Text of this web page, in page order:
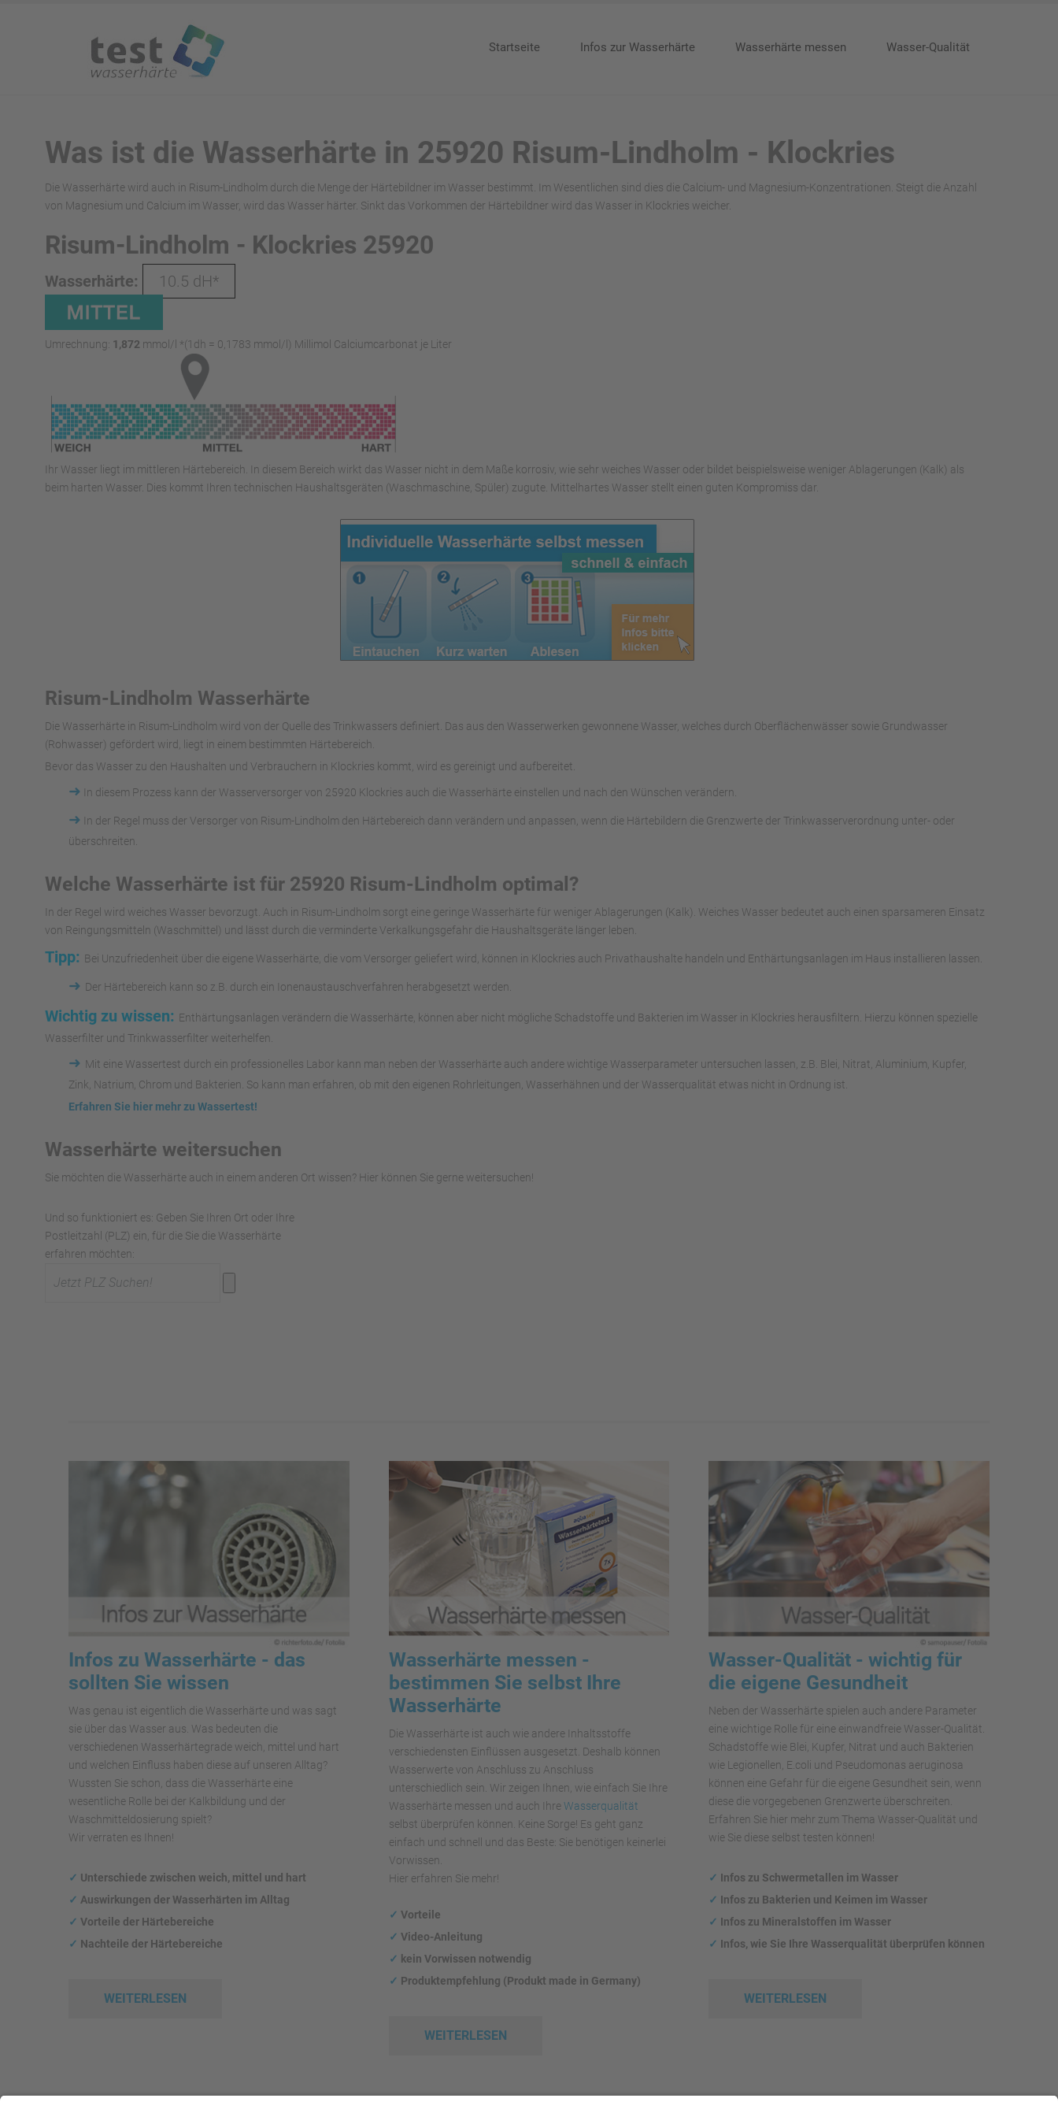
Startseite Infos zur Wasserhärte Wasserhärte messen Wasser-Qualität
Was ist die Wasserhärte in 25920 Risum-Lindholm - Klockries
Die Wasserhärte wird auch in Risum-Lindholm durch die Menge der Härtebildner im Wasser bestimmt. Im Wesentlichen sind dies die Calcium- und Magnesium-Konzentrationen. Steigt die Anzahl
von Magnesium und Calcium im Wasser, wird das Wasser härter. Sinkt das Vorkommen der Härtebildner wird das Wasser in Klockries weicher.
Risum-Lindholm - Klockries 25920
Wasserhärte: 10.5 dH*
Umrechnung: 1,872 mmol/l *(1dh = 0,1783 mmol/l) Millimol Calciumcarbonat je Liter
Ihr Wasser liegt im mittleren Härtebereich. In diesem Bereich wirkt das Wasser nicht in dem Maße korrosiv, wie sehr weiches Wasser oder bildet beispielsweise weniger Ablagerungen (Kalk) als
beim harten Wasser. Dies kommt Ihren technischen Haushaltsgeräten (Waschmaschine, Spüler) zugute. Mittelhartes Wasser stellt einen guten Kompromiss dar.
Risum-Lindholm Wasserhärte
Die Wasserhärte in Risum-Lindholm wird von der Quelle des Trinkwassers definiert. Das aus den Wasserwerken gewonnene Wasser, welches durch Oberflächenwässer sowie Grundwasser
(Rohwasser) gefördert wird, liegt in einem bestimmten Härtebereich.
Bevor das Wasser zu den Haushalten und Verbrauchern in Klockries kommt, wird es gereinigt und aufbereitet.
➜ In diesem Prozess kann der Wasserversorger von 25920 Klockries auch die Wasserhärte einstellen und nach den Wünschen verändern.
➜
In der Regel muss der Versorger von Risum-Lindholm den Härtebereich dann verändern und anpassen, wenn die Härtebildern die Grenzwerte der Trinkwasserverordnung unter- oder
überschreiten.
Welche Wasserhärte ist für 25920 Risum-Lindholm optimal?
In der Regel wird weiches Wasser bevorzugt. Auch in Risum-Lindholm sorgt eine geringe Wasserhärte für weniger Ablagerungen (Kalk). Weiches Wasser bedeutet auch einen sparsameren Einsatz
von Reingungsmitteln (Waschmittel) und lässt durch die verminderte Verkalkungsgefahr die Haushaltsgeräte länger leben.
Tipp: Bei Unzufriedenheit über die eigene Wasserhärte, die vom Versorger geliefert wird, können in Klockries auch Privathaushalte handeln und Enthärtungsanlagen im Haus installieren lassen.
➜ Der Härtebereich kann so z.B. durch ein Ionenaustauschverfahren herabgesetzt werden.
Wichtig zu wissen: Enthärtungsanlagen verändern die Wasserhärte, können aber nicht mögliche Schadstoffe und Bakterien im Wasser in Klockries herausfiltern. Hierzu können spezielle
Wasserfilter und Trinkwasserfilter weiterhelfen.
➜ Mit eine Wassertest durch ein professionelles Labor kann man neben der Wasserhärte auch andere wichtige Wasserparameter untersuchen lassen, z.B. Blei, Nitrat, Aluminium, Kupfer,
Zink, Natrium, Chrom und Bakterien. So kann man erfahren, ob mit den eigenen Rohrleitungen, Wasserhähnen und der Wasserqualität etwas nicht in Ordnung ist.
Erfahren Sie hier mehr zu Wassertest!
Wasserhärte weitersuchen
Sie möchten die Wasserhärte auch in einem anderen Ort wissen? Hier können Sie gerne weitersuchen!
Und so funktioniert es: Geben Sie Ihren Ort oder Ihre
Postleitzahl (PLZ) ein, für die Sie die Wasserhärte
erfahren möchten:
Infos zu Wasserhärte - das
sollten Sie wissen
Was genau ist eigentlich die Wasserhärte und was sagt
sie über das Wasser aus. Was bedeuten die
verschiedenen Wasserhärtegrade weich, mittel und hart
und welchen Einfluss haben diese auf unseren Alltag?
Wussten Sie schon, dass die Wasserhärte eine
wesentliche Rolle bei der Kalkbildung und der
Waschmitteldosierung spielt?
Wir verraten es Ihnen!
✓ Unterschiede zwischen weich, mittel und hart
✓ Auswirkungen der Wasserhärten im Alltag
✓ Vorteile der Härtebereiche
✓ Nachteile der Härtebereiche
WEITERLESEN
Wasserhärte messen -
bestimmen Sie selbst Ihre
Wasserhärte
Die Wasserhärte ist auch wie andere Inhaltsstoffe
verschiedensten Einflüssen ausgesetzt. Deshalb können
Wasserwerte von Anschluss zu Anschluss
unterschiedlich sein. Wir zeigen Ihnen, wie einfach Sie Ihre
Wasserhärte messen und auch IhreWasserqualität
selbst überprüfen können. Keine Sorge! Es geht ganz
einfach und schnell und das Beste: Sie benötigen keinerlei
Vorwissen.
Hier erfahren Sie mehr!
✓ Vorteile
✓ Video-Anleitung
✓ kein Vorwissen notwendig
✓ Produktempfehlung (Produkt made in Germany)
WEITERLESEN
Wasser-Qualität - wichtig für
die eigene Gesundheit
Neben der Wasserhärte spielen auch andere Parameter
eine wichtige Rolle für eine einwandfreie Wasser-Qualität.
Schadstoffe wie Blei, Kupfer, Nitrat und auch Bakterien
wie Legionellen, E.coli und Pseudomonas aeruginosa
können eine Gefahr für die eigene Gesundheit sein, wenn
diese die vorgegebenen Grenzwerte überschreiten.
Erfahren Sie hier mehr zum Thema Wasser-Qualität und
wie Sie diese selbst testen können!
✓ Infos zu Schwermetallen im Wasser
✓ Infos zu Bakterien und Keimen im Wasser
✓ Infos zu Mineralstoffen im Wasser
✓ Infos, wie Sie Ihre Wasserqualität überprüfen können
WEITERLESEN